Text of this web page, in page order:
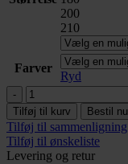
200
210
Farver
Ryd
Venedig
gavl
trenset
antal
Tilføj til kurv Bestil nu
Tilføj til sammenligning
Tilføj til ønskeliste
Levering og retur